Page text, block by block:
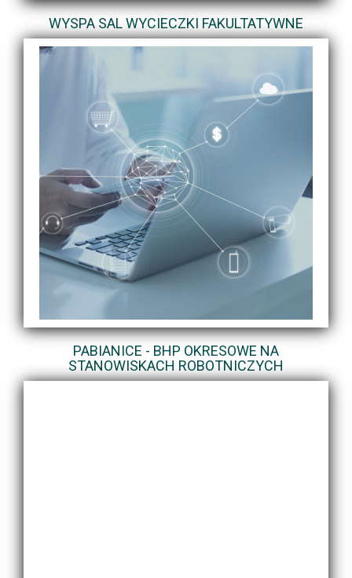
WYSPA SAL WYCIECZKI FAKULTATYWNE
PABIANICE - BHP OKRESOWE NA
STANOWISKACH ROBOTNICZYCH